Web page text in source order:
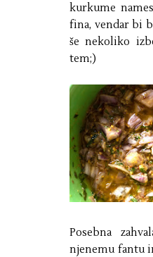
kurkume
fina, vendar bi
še nekoliko
tem;)
Posebna
njenemu fantu